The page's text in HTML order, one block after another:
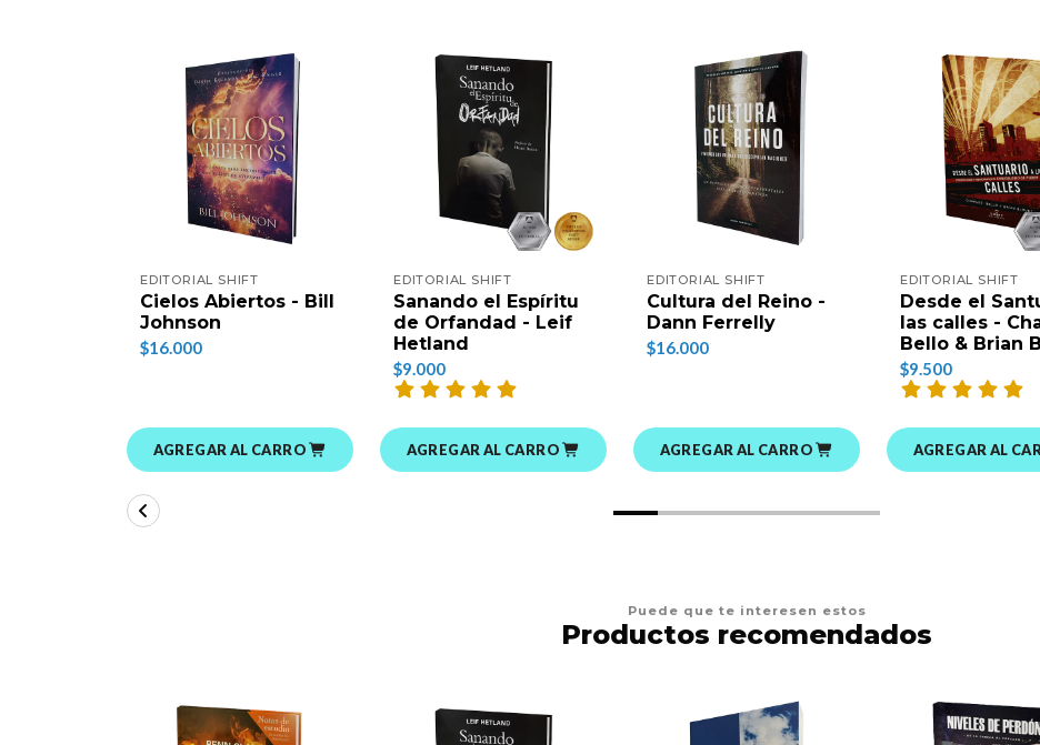
EDITORIAL SHIFT
Cielos Abiertos - Bill
Johnson
$16.000
AGREGAR AL CARRO
EDITORIAL SHIFT
Sanando el Espíritu
de Orfandad - Leif
Hetland
$9.000
AGREGAR AL CARRO
EDITORIAL SHIFT
Cultura del Reino -
Dann Ferrelly
$16.000
AGREGAR AL CARRO
EDITORIAL SHIFT
Desde el
las calles -
Bello & Brian
$9.500
AGREGAR AL
Puede que te interesen estos
Productos recomendados